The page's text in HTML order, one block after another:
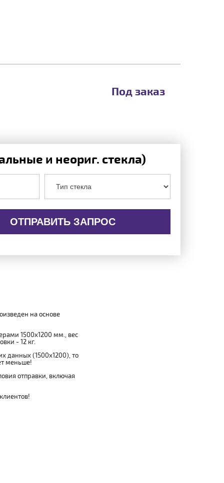
Под заказ
и неориг. стекла)
ОТПРАВИТЬ ЗАПРОС
на основе
1500x1200 мм., вес
- 12 кг.
данных (1500x1200), то
меньше!
отправки, включая